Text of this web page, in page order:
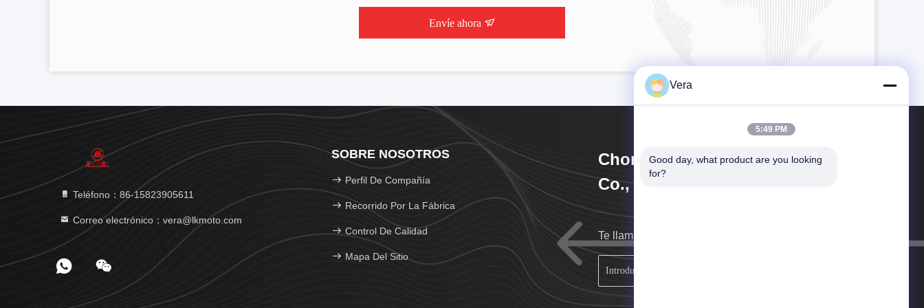
Envíe ahora
Teléfono：86-15823905611
Correo electrónico：vera@lkmoto.com
SOBRE NOSOTROS
Perfil De Compañía
Recorrido Por La Fábrica
Control De Calidad
Mapa Del Sitio
Chongqing Longkang Motorcycle
Co., Ltd.
Te llamaremos tan pronto como sea posible.
Vera
5:49 PM
Good day, what product are you looking
for?